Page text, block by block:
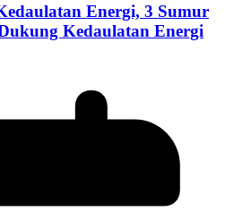
Energi, 3 Sumur
Kedaulatan Energi